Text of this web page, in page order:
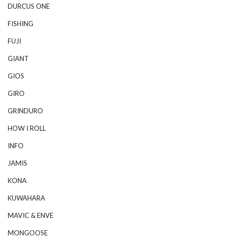
DURCUS ONE
FISHING
FUJI
GIANT
GIOS
GIRO
GRINDURO
HOW I ROLL
INFO
JAMIS
KONA
KUWAHARA
MAVIC & ENVE
MONGOOSE